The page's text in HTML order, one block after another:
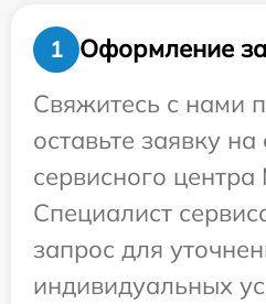
1
Оформление
Свяжитесь с нами
оставьте заявку на
сервисного центра
Специалист
запрос для
индивидуальных